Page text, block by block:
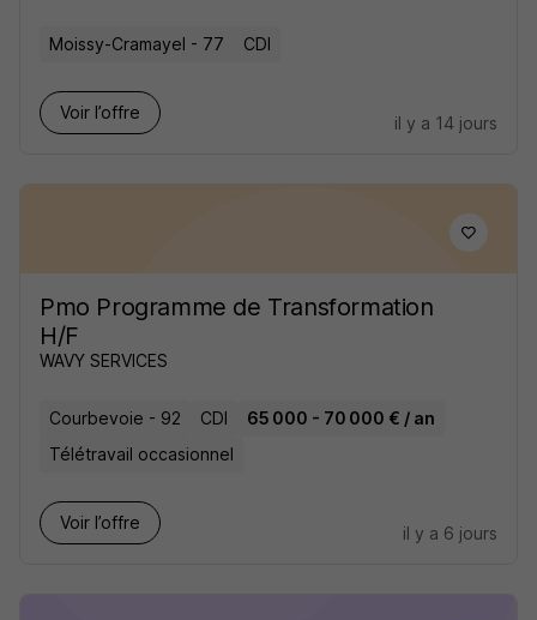
Moissy-Cramayel - 77 CDI
Voir l’offre
il y a 14 jours
Pmo Programme de Transformation
H/F
WAVY SERVICES
Courbevoie - 92 CDI
65 000 - 70 000 € / an
Télétravail occasionnel
Voir l’offre
il y a 6 jours